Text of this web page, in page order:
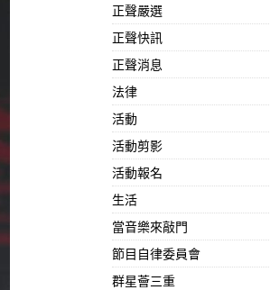
正聲嚴選
正聲快訊
正聲消息
法律
活動
活動剪影
活動報名
生活
當音樂來敲門
節目自律委員會
群星薈三重